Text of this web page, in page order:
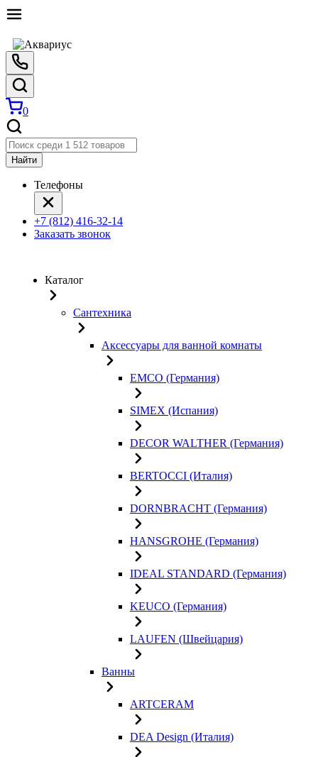
0
Найти
Телефоны
+7 (812) 416-32-14
Заказать звонок
Каталог
Сантехника
Аксессуары для ванной комнаты
EMCO (Германия)
SIMEX (Испания)
DECOR WALTHER (Германия)
BERTOCCI (Италия)
DORNBRACHT (Германия)
HANSGROHE (Германия)
IDEAL STANDARD (Германия)
KEUCO (Германия)
LAUFEN (Швейцария)
Ванны
ARTCERAM
DEA Design (Италия)